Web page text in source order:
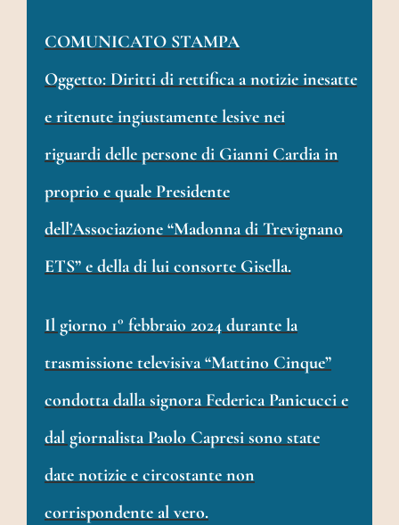
COMUNICATO STAMPA
Oggetto: Diritti di rettifica a notizie inesatte
e ritenute ingiustamente lesive nei
riguardi delle persone di Gianni Cardia in
proprio e quale Presidente
dell’Associazione “Madonna di Trevignano
ETS” e della di lui consorte Gisella.
Il giorno 1° febbraio 2024 durante la
trasmissione televisiva “Mattino Cinque”
condotta dalla signora Federica Panicucci e
dal giornalista Paolo Capresi sono state
date notizie e circostante non
corrispondente al vero.